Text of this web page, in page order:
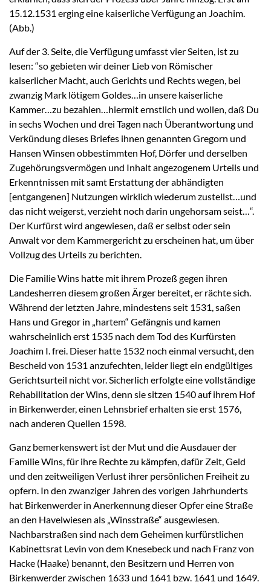
15.12.1531 erging eine kaiserliche Verfügung an Joachim.
(Abb.)
Auf der 3. Seite, die Verfügung umfasst vier Seiten, ist zu
lesen: “so gebieten wir deiner Lieb von Römischer
kaiserlicher Macht, auch Gerichts und Rechts wegen, bei
zwanzig Mark lötigem Goldes…in unsere kaiserliche
Kammer…zu bezahlen…hiermit ernstlich und wollen, daß Du
in sechs Wochen und drei Tagen nach Überantwortung und
Verkündung dieses Briefes ihnen genannten Gregorn und
Hansen Winsen obbestimmten Hof, Dörfer und derselben
Zugehörungsvermögen und Inhalt angezogenem Urteils und
Erkenntnissen mit samt Erstattung der abhändigten
[entgangenen] Nutzungen wirklich wiederum zustellst…und
das nicht weigerst, verzieht noch darin ungehorsam seist…“.
Der Kurfürst wird angewiesen, daß er selbst oder sein
Anwalt vor dem Kammergericht zu erscheinen hat, um über
Vollzug des Urteils zu berichten.
Die Familie Wins hatte mit ihrem Prozeß gegen ihren
Landesherren diesem großen Ärger bereitet, er rächte sich.
Während der letzten Jahre, mindestens seit 1531, saßen
Hans und Gregor in „hartem“ Gefängnis und kamen
wahrscheinlich erst 1535 nach dem Tod des Kurfürsten
Joachim I. frei. Dieser hatte 1532 noch einmal versucht, den
Bescheid von 1531 anzufechten, leider liegt ein endgültiges
Gerichtsurteil nicht vor. Sicherlich erfolgte eine vollständige
Rehabilitation der Wins, denn sie sitzen 1540 auf ihrem Hof
in Birkenwerder, einen Lehnsbrief erhalten sie erst 1576,
nach anderen Quellen 1598.
Ganz bemerkenswert ist der Mut und die Ausdauer der
Familie Wins, für ihre Rechte zu kämpfen, dafür Zeit, Geld
und den zeitweiligen Verlust ihrer persönlichen Freiheit zu
opfern. In den zwanziger Jahren des vorigen Jahrhunderts
hat Birkenwerder in Anerkennung dieser Opfer eine Straße
an den Havelwiesen als „Winsstraße“ ausgewiesen.
Nachbarstraßen sind nach dem Geheimen kurfürstlichen
Kabinettsrat Levin von dem Knesebeck und nach Franz von
Hacke (Haake) benannt, den Besitzern und Herren von
Birkenwerder zwischen 1633 und 1641 bzw. 1641 und 1649.